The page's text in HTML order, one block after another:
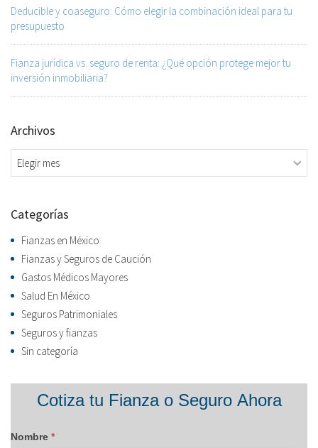
Deducible y coaseguro: Cómo elegir la combinación ideal para tu
presupuesto
Fianza jurídica vs. seguro de renta: ¿Qué opción protege mejor tu
inversión inmobiliaria?
Archivos
Archivos
Categorías
Fianzas en México
Fianzas y Seguros de Caución
Gastos Médicos Mayores
Salud En México
Seguros Patrimoniales
Seguros y fianzas
Sin categoría
Formulario
Cotiza tu Fianza o Seguro Ahora
Nombre *